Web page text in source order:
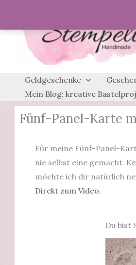
springen
Geldgeschenke
Mein Blog: kreative
Fünf-Panel-Karte
Für meine Fünf-Panel-
nie selbst eine gemacht.
möchte ich dir natürlich
Direkt zum Video.
Du bist